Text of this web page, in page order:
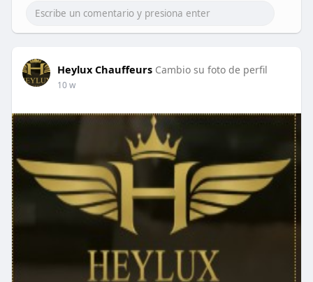
Heylux Chauffeurs Cambio su foto de perfil
10 w